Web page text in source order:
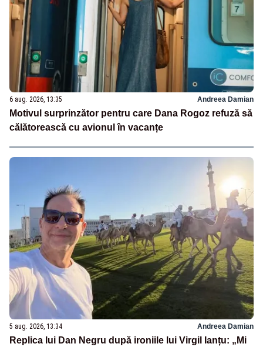
6 aug. 2026, 13:35 Andreea Damian
Motivul surprinzător pentru care Dana Rogoz refuză să
călătorească cu avionul în vacanțe
5 aug. 2026, 13:34 Andreea Damian
Replica lui Dan Negru după ironiile lui Virgil Ianțu: „Mi